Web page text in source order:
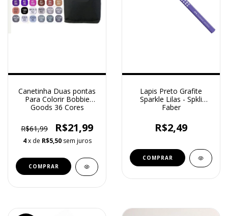
Canetinha Duas pontas
Para Colorir Bobbie
Goods 36 Cores
R$61,99 R$21,99
4 x de R$5,50 sem juros
Lapis Preto Grafite
Sparkle Lilas - Spkli
Faber
R$2,49